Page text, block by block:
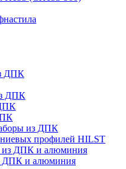
ДПК
ДПК
из ДПК
профилей HILST
из ДПК и алюминия
ДПК и алюминия